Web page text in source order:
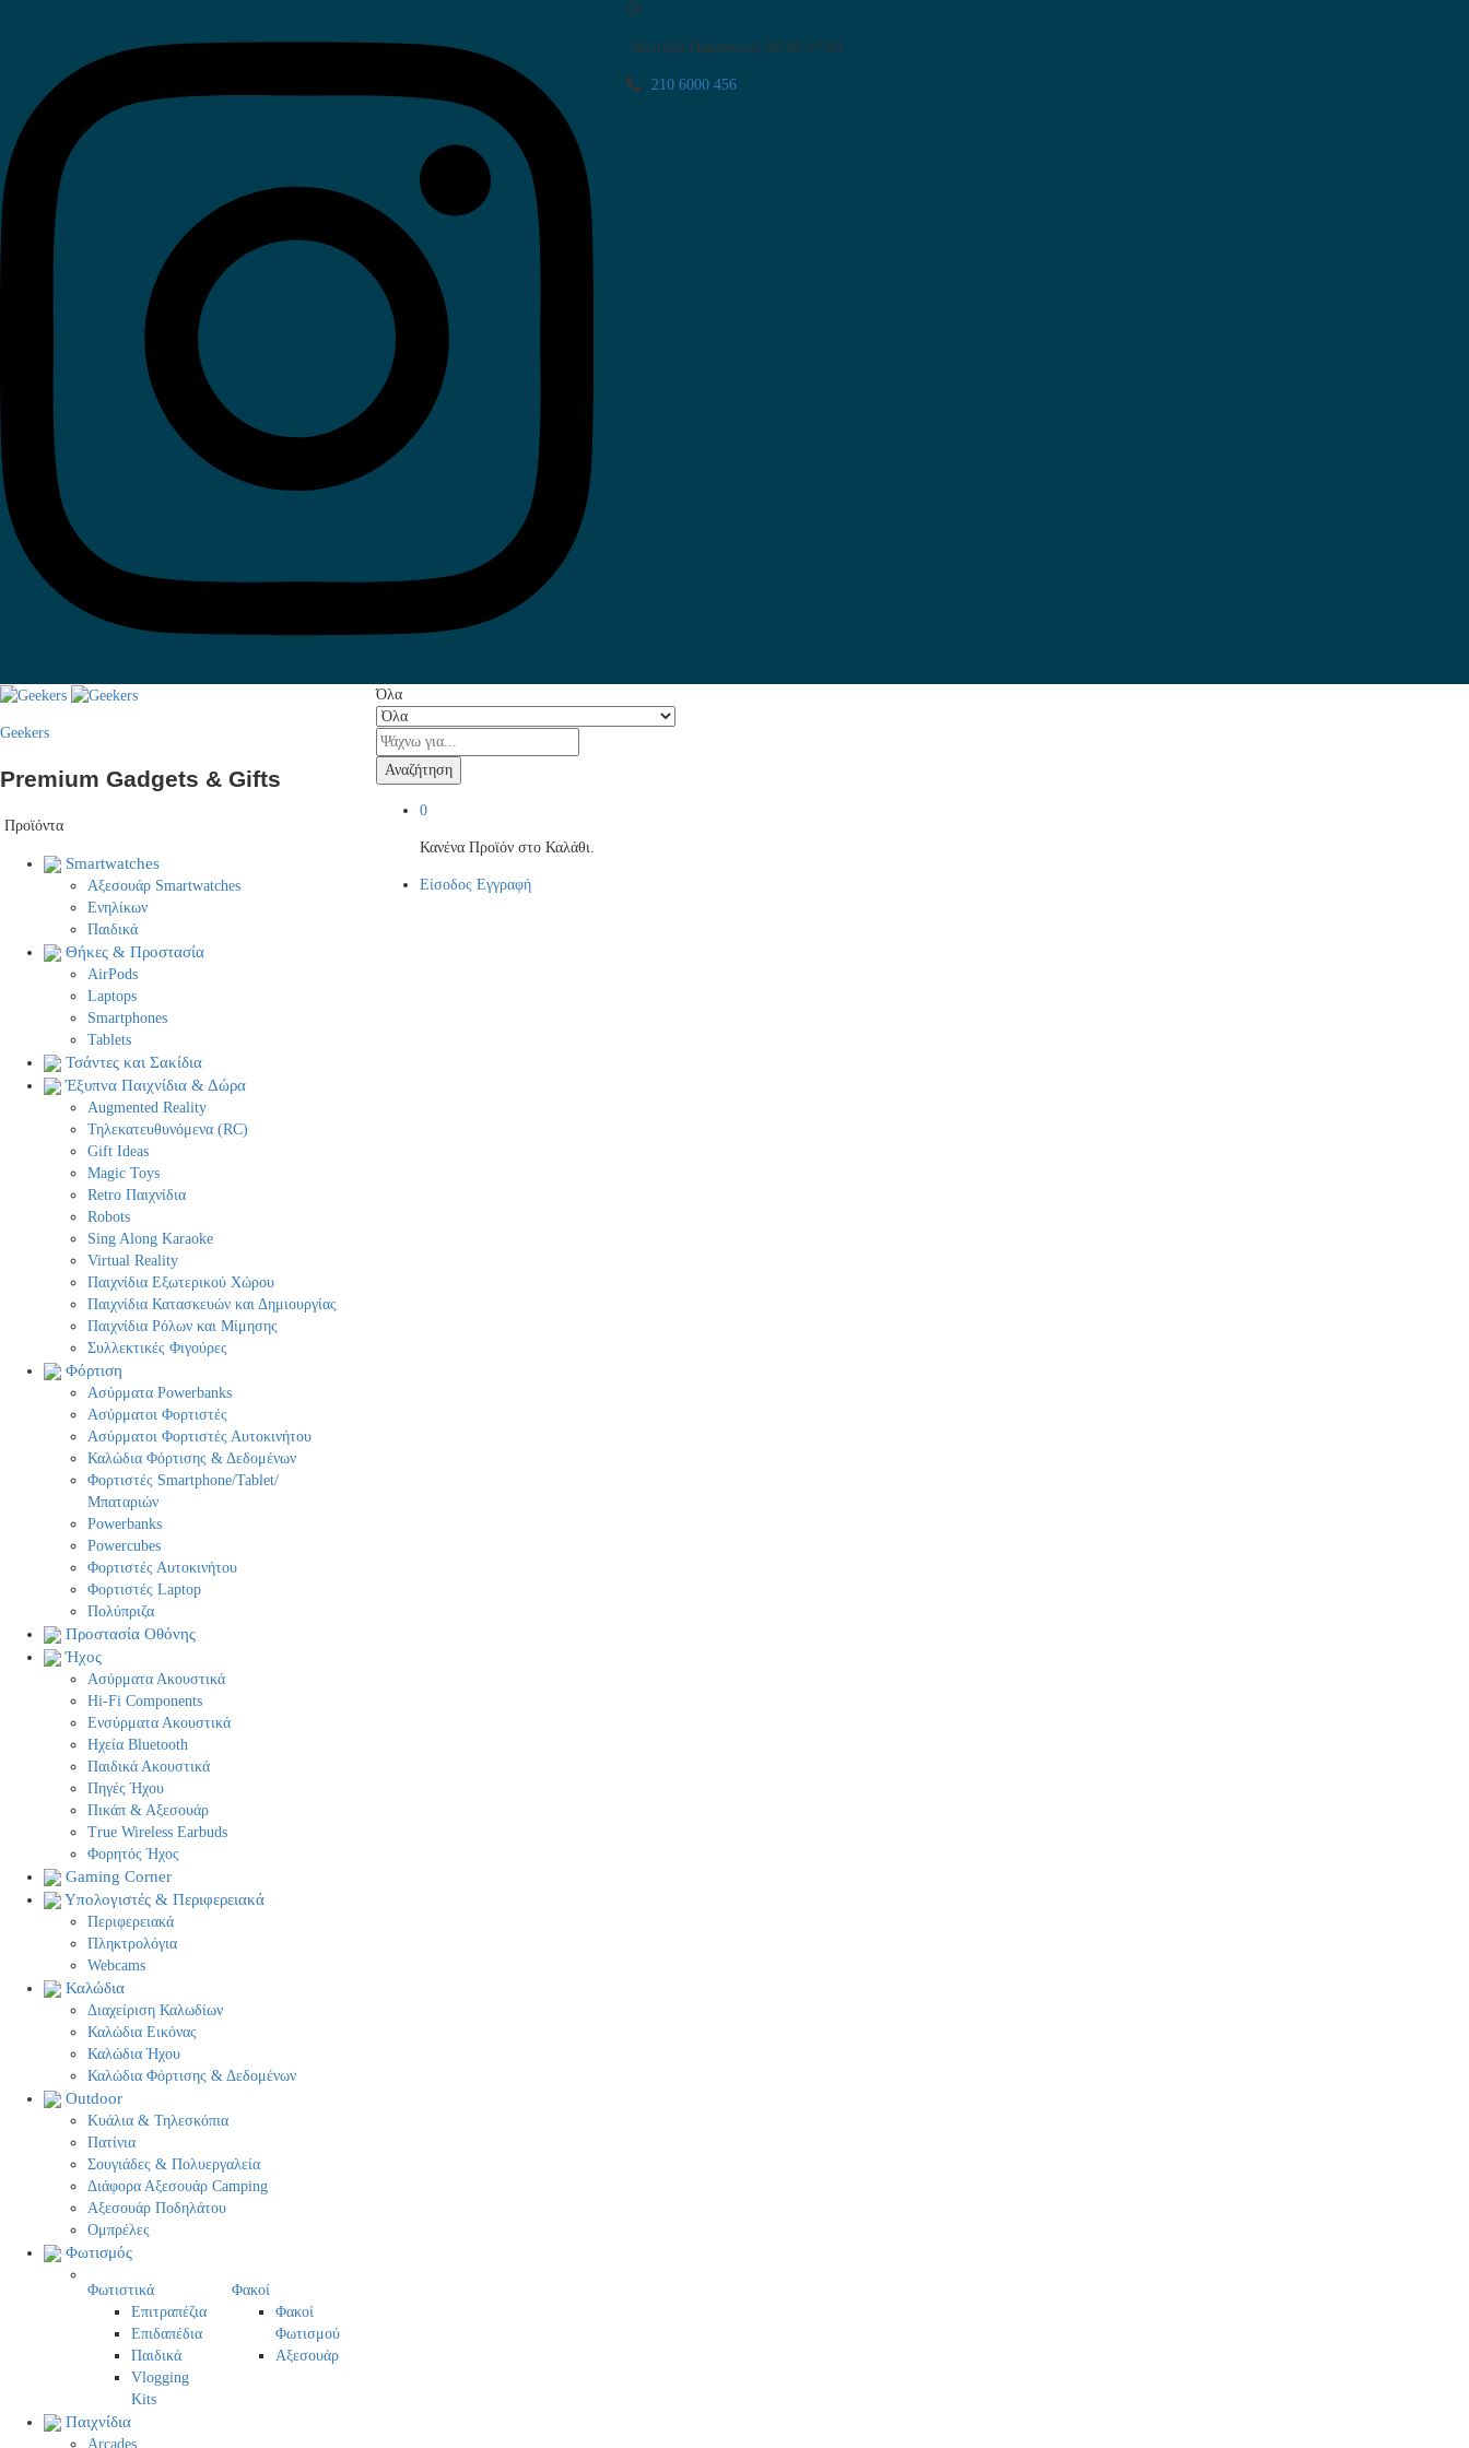
Δευτέρα-Παρασκευή 09:00-17:00
210 6000 456
Geekers
Premium Gadgets & Gifts
Προϊόντα
Smartwatches
Αξεσουάρ Smartwatches
Ενηλίκων
Παιδικά
Θήκες & Προστασία
AirPods
Laptops
Smartphones
Tablets
Τσάντες και Σακίδια
Έξυπνα Παιχνίδια & Δώρα
Augmented Reality
Τηλεκατευθυνόμενα (RC)
Gift Ideas
Magic Toys
Retro Παιχνίδια
Robots
Sing Along Karaoke
Virtual Reality
Παιχνίδια Εξωτερικού Χώρου
Παιχνίδια Κατασκευών και Δημιουργίας
Παιχνίδια Ρόλων και Μίμησης
Συλλεκτικές Φιγούρες
Φόρτιση
Ασύρματα Powerbanks
Aσύρματοι Φορτιστές
Ασύρματοι Φορτιστές Αυτοκινήτου
Καλώδια Φόρτισης & Δεδομένων
Φορτιστές Smartphone/Tablet/
Μπαταριών
Powerbanks
Powercubes
Φορτιστές Αυτοκινήτου
Φορτιστές Laptop
Πολύπριζα
Προστασία Οθόνης
Ήχος
Ασύρματα Ακουστικά
Hi-Fi Components
Ενσύρματα Ακουστικά
Ηχεία Bluetooth
Παιδικά Ακουστικά
Πηγές Ήχου
Πικάπ & Αξεσουάρ
Τrue Wireless Earbuds
Φορητός Ήχος
Gaming Corner
Υπολογιστές & Περιφερειακά
Περιφερειακά
Πληκτρολόγια
Webcams
Καλώδια
Διαχείριση Καλωδίων
Καλώδια Εικόνας
Καλώδια Ήχου
Καλώδια Φόρτισης & Δεδομένων
Outdoor
Κυάλια & Τηλεσκόπια
Πατίνια
Σουγιάδες & Πολυεργαλεία
Διάφορα Αξεσουάρ Camping
Αξεσουάρ Ποδηλάτου
Ομπρέλες
Φωτισμός
Φωτιστικά
Επιτραπέζια
Επιδαπέδια
Παιδικά
Vlogging
Kits
Φακοί
Φακοί
Φωτισμού
Αξεσουάρ
Παιχνίδια
Arcades
Όλα
Αναζήτηση
0
Κανένα Προϊόν στο Καλάθι.
Είσοδος Εγγραφή